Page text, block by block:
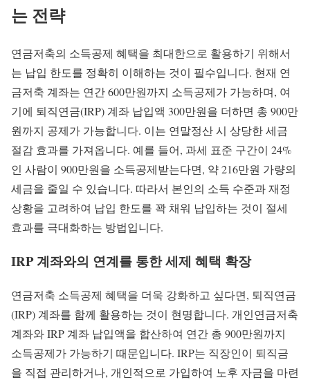
는 전략
연금저축의 소득공제 혜택을 최대한으로 활용하기 위해서
는 납입 한도를 정확히 이해하는 것이 필수입니다. 현재 연
금저축 계좌는 연간 600만원까지 소득공제가 가능하며, 여
기에 퇴직연금(IRP) 계좌 납입액 300만원을 더하면 총 900만
원까지 공제가 가능합니다. 이는 연말정산 시 상당한 세금
절감 효과를 가져옵니다. 예를 들어, 과세 표준 구간이 24%
인 사람이 900만원을 소득공제받는다면, 약 216만원 가량의
세금을 줄일 수 있습니다. 따라서 본인의 소득 수준과 재정
상황을 고려하여 납입 한도를 꽉 채워 납입하는 것이 절세
효과를 극대화하는 방법입니다.
IRP 계좌와의 연계를 통한 세제 혜택 확장
연금저축 소득공제 혜택을 더욱 강화하고 싶다면, 퇴직연금
(IRP) 계좌를 함께 활용하는 것이 현명합니다. 개인연금저축
계좌와 IRP 계좌 납입액을 합산하여 연간 총 900만원까지
소득공제가 가능하기 때문입니다. IRP는 직장인이 퇴직금
을 직접 관리하거나, 개인적으로 가입하여 노후 자금을 마련